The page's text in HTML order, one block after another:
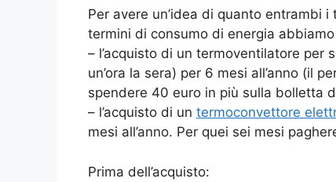
Per avere un’idea di quanto entrambi
termini di consumo di energia
– l’acquisto di un termoventilatore per
un’ora la sera) per 6 mesi all’anno (il
spendere 40 euro in più sulla bolletta
– l’acquisto di un termoconvettore
mesi all’anno. Per quei sei mesi
Prima dell’acquisto: